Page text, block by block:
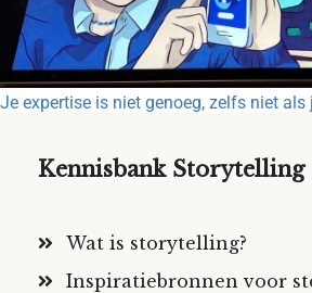
Je expertise is niet genoeg, zelfs niet
Kennisbank Storytelling
Wat is storytelling?
Inspiratiebronnen voor